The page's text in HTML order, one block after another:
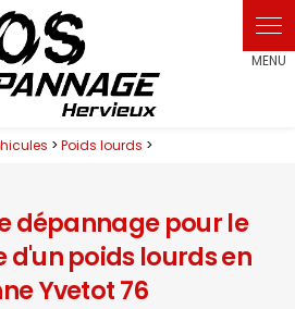
>Poids lourds >
dépannage pour le
poids lourds en
Yvetot 76